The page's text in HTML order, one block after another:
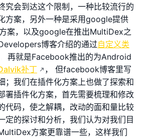
究会到达这个限制，一种比较流行的
方案，另外一种是采用google提供
案，以及google在推出MultiDex之
博客介绍的通过自定义类
再就是Facebook推出的为Android
补丁
， 但facebook博客里写
；我们在插件化方案上也做了探索和
署插件化方案，首先需要梳理和修改
代码，使之解耦，改动的面和量比较
定的探讨和分析，我们认为对我们目
方案更靠谱一些，这样我们